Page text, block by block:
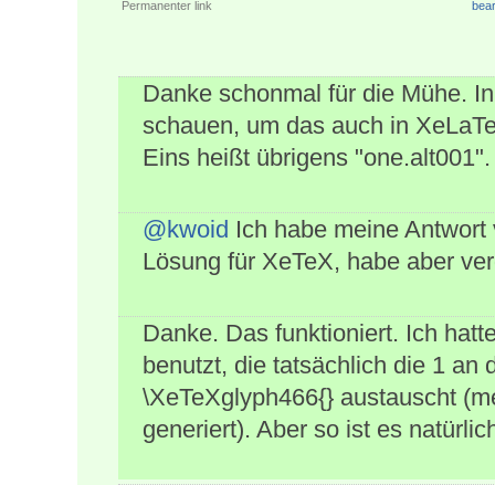
Permanenter link
Danke schonmal für die Mühe.
schauen, um das auch in
Eins heißt übrigens "one.alt001".
@kwoid Ich habe meine
Lösung für XeTeX, habe aber
Danke. Das funktioniert. Ich
benutzt, die tatsächlich die 1 an
\XeTeXglyph466{} austauscht
generiert). Aber so ist es